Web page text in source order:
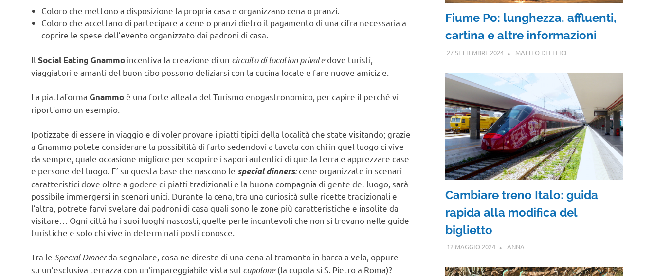
Coloro che mettono a disposizione la propria casa e organizzano cena o pranzi.
Coloro che accettano di partecipare a cene o pranzi dietro il pagamento di una cifra necessaria a
coprire le spese dell’evento organizzato dai padroni di casa.
Il Social Eating Gnammo incentiva la creazione di un circuito di location privatedove turisti,
viaggiatori e amanti del buon cibo possono deliziarsi con la cucina locale e fare nuove amicizie.
La piattaforma Gnammo è una forte alleata del Turismo enogastronomico, per capire il perché vi
riportiamo un esempio.
Ipotizzate di essere in viaggio e di voler provare i piatti tipici della località che state visitando; grazie
a Gnammo potete considerare la possibilità di farlo sedendovi a tavola con chi in quel luogo ci vive
da sempre, quale occasione migliore per scoprire i sapori autentici di quella terra e apprezzare case
e persone del luogo. E’ su questa base che nascono le special dinners:cene organizzate in scenari
caratteristici dove oltre a godere di piatti tradizionali e la buona compagnia di gente del luogo, sarà
possibile immergersi in scenari unici. Durante la cena, tra una curiosità sulle ricette tradizionali e
l’altra, potrete farvi svelare dai padroni di casa quali sono le zone più caratteristiche e insolite da
visitare… Ogni città ha i suoi luoghi nascosti, quelle perle incantevoli che non si trovano nelle guide
turistiche e solo chi vive in determinati posti conosce.
Tra le Special Dinnerda segnalare, cosa ne direste di una cena al tramonto in barca a vela, oppure
su un’esclusiva terrazza con un’impareggiabile vista sul cupolone(la cupola si S. Pietro a Roma)?
Fiume Po: lunghezza, affluenti,
cartina e altre informazioni
27 SETTEMBRE 2024 MATTEO DI FELICE
Cambiare treno Italo: guida
rapida alla modifica del
biglietto
12 MAGGIO 2024 ANNA